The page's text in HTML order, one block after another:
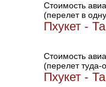
Стоимость
(перелет в
Пхукет -
Стоимость
(перелет
Пхукет -